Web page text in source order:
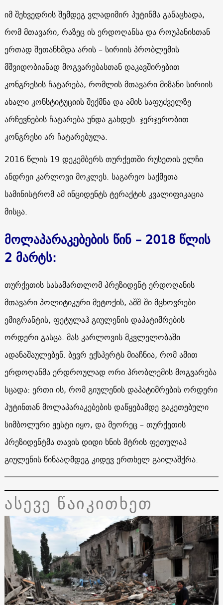
იმ შეხვედრის შემდეგ ვლადიმირ პუტინმა განაცხადა,
რომ მთავარი, რაზეც ის ერდოღანსა და როუჰანისთან
ერთად შეთანხმდა არის – სირიის პრობლემის
მშვიდობიანად მოგვარებასთან დაკავშირებით
კონგრესის ჩატარება, რომლის მთავარი მიზანი სირიის
ახალი კონსტიტუციის შექმნა და ამის საფუძველზე
არჩევნების ჩატარება უნდა გახდეს. ჯერჯერობით
კონგრესი არ ჩატარებულა.
2016წლის 19 დეკემბერს თურქეთში რუსეთის ელჩი
ანდრეი კარლოვი მოკლეს. საგარეო საქმეთა
სამინისტრომ ამ ინციდენტს ტერაქტის კვალიფიკაცია
მისცა.
მოლაპარაკებების წინ – 2018 წლის
2 მარტს:
თურქეთის სასამართლომ პრეზიდენტ ერდოღანის
მთავარი პოლიტიკური მეტოქის, აშშ-ში მცხოვრები
ემიგრანტის, ფეტულაჰ გიულენის დაპატიმრების
ორდერი გასცა. მას კარლოვის მკვლელობაში
ადანაშაულებენ. ბევრ ექსპერტს მიაჩნია, რომ ამით
ერდოღანმა ერდროულად ორი პრობლემის მოგვარება
სცადა: ერთი ის, რომ გიულენის დაპატიმრების ორდერი
პუტინთან მოლაპარაკებების დაწყებამდე გაკეთებული
სიმბოლური ჟესტი იყო, და მეორეც – თურქეთის
პრეზიდენტმა თავის დიდი ხნის მტრის ფეთულაჰ
გიულენის წინააღმდეგ კიდევ ერთხელ გაილაშქრა.
ასევე წაიკითხეთ